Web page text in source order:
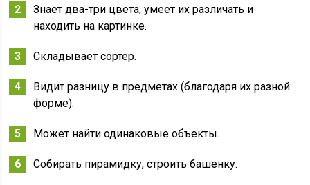
Знает два-три цвета, умеет их различать и
находить на картинке.
Складывает сортер.
Видит разницу в предметах (благодаря их разной
форме).
Может найти одинаковые объекты.
Собирать пирамидку, строить башенку.